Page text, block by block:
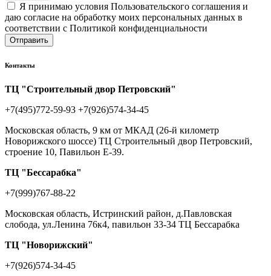
Я принимаю условия Пользовательского соглашения и
даю согласие на обработку моих персональных данных в
соответствии с Политикой конфиденциальности
Отправить
Контакты
ТЦ "Строительный двор Петровский"
+7(495)772-59-93 +7(926)574-34-45
Московская область, 9 км от МКАД (26-й километр
Новорижского шоссе) ТЦ Строительный двор Петровский,
строение 10, Павильон Е-39.
ТЦ "Бессарабка"
+7(999)767-88-22
Московская область, Истринский район, д.Павловская
слобода, ул.Ленина 76к4, павильон 33-34 ТЦ Бессарабка
ТЦ "Новорижский"
+7(926)574-34-45